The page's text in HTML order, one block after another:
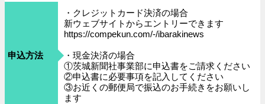
申込方法
・クレジットカード決済の場合
新ウェブサイトからエントリーできます
https://compekun.com/-/ibarakinews
・現金決済の場合
①茨城新聞社事業部に申込書をご請求ください
②申込書に必要事項を記入してください
③お近くの郵便局で振込のお手続きをお願いし
ます